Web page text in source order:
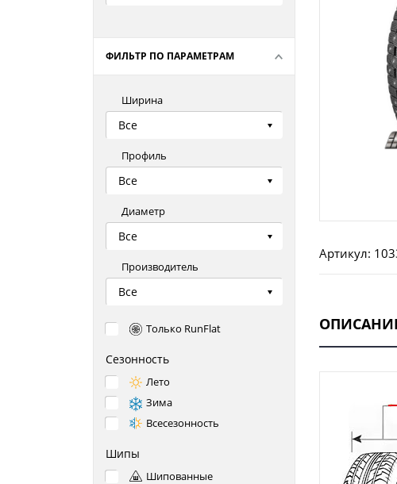
ФИЛЬТР ПО ПАРАМЕТРАМ
Ширина
Все
Профиль
Все
Диаметр
Все
Производитель
Все
Только RunFlat
Сезонность
Лето
Зима
Всесезонность
Шипы
Шипованные
Артикул: